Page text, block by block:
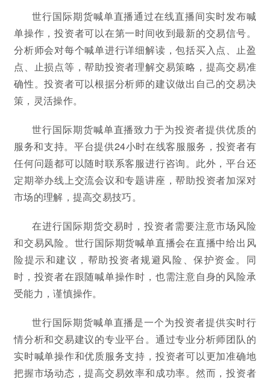
世行国际期货喊单直播通过在线直播间实时发布喊
单操作，投资者可以在第一时间收到最新的交易信号。
分析师会对每个喊单进行详细解读，包括买入点、止盈
点、止损点等，帮助投资者理解交易策略，提高交易准
确性。投资者可以根据分析师的建议做出自己的交易决
策，灵活操作。
世行国际期货喊单直播致力于为投资者提供优质的
服务和支持。平台提供24小时在线客服服务，投资者有
任何问题都可以随时联系客服进行咨询。此外，平台还
定期举办线上交流会议和专题讲座，帮助投资者加深对
市场的理解，提高交易技巧。
在进行国际期货交易时，投资者需要注意市场风险
和交易风险。世行国际期货喊单直播会在直播中给出风
险提示和建议，帮助投资者规避风险、保护资金。同
时，投资者在跟随喊单操作时，也需注意自身的风险承
受能力，谨慎操作。
世行国际期货喊单直播是一个为投资者提供实时行
情分析和交易建议的专业平台。通过专业分析师团队的
实时喊单操作和优质服务支持，投资者可以更加准确地
把握市场动态，提高交易效率和成功率。然而，投资者